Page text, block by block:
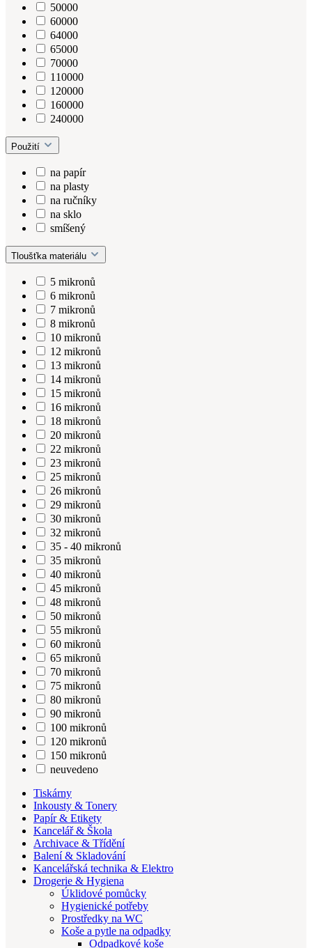
50000
60000
64000
65000
70000
110000
120000
160000
240000
Použití
na papír
na plasty
na ručníky
na sklo
smíšený
Tloušťka materiálu
5 mikronů
6 mikronů
7 mikronů
8 mikronů
10 mikronů
12 mikronů
13 mikronů
14 mikronů
15 mikronů
16 mikronů
18 mikronů
20 mikronů
22 mikronů
23 mikronů
25 mikronů
26 mikronů
29 mikronů
30 mikronů
32 mikronů
35 - 40 mikronů
35 mikronů
40 mikronů
45 mikronů
48 mikronů
50 mikronů
55 mikronů
60 mikronů
65 mikronů
70 mikronů
75 mikronů
80 mikronů
90 mikronů
100 mikronů
120 mikronů
150 mikronů
neuvedeno
Tiskárny
Inkousty & Tonery
Papír & Etikety
Kancelář & Škola
Archivace & Třídění
Balení & Skladování
Kancelářská technika & Elektro
Drogerie & Hygiena
Úklidové pomůcky
Hygienické potřeby
Prostředky na WC
Koše a pytle na odpadky
Odpadkové koše